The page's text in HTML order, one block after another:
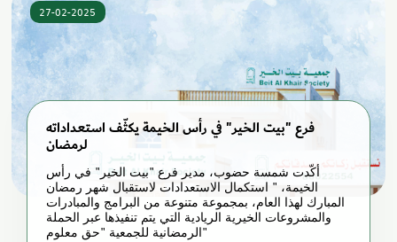
27-02-2025
فرع "بيت الخير" في رأس الخيمة يكثّف استعداداته
لرمضان
أكّدت شمسة حضوب، مدير فرع "بيت الخير" في رأس
الخيمة، " استكمال الاستعدادات لاستقبال شهر رمضان
المبارك لهذا العام، بمجموعة متنوعة من البرامج والمبادرات
والمشروعات الخيرية الريادية التي يتم تنفيذها عبر الحملة
الرمضانية للجمعية "حق معلوم"